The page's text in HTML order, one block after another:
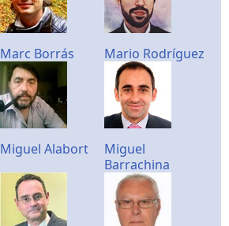
Marc Borrás Mario Rodríguez
Miguel Alabort
Miguel
Barrachina